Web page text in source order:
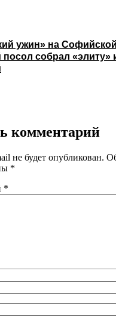
ужин» на
посол собрал «элиту»
комментарий
не будет опубликован.
*
*